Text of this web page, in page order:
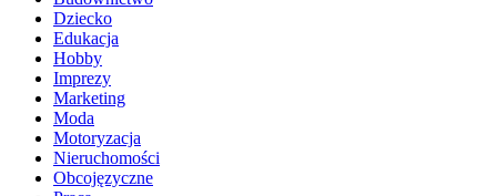
Dziecko
Edukacja
Hobby
Imprezy
Marketing
Moda
Motoryzacja
Nieruchomości
Obcojęzyczne